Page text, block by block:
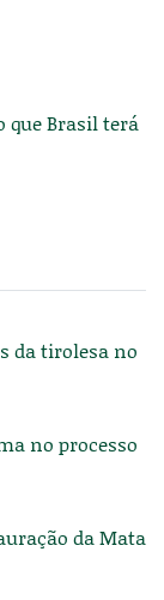
que Brasil terá
da tirolesa no
no processo
da Mata